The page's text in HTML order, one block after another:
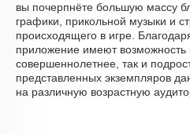
вы почерпнёте большую массу
графики, прикольной музыки и
происходящего в игре.
приложение имеют возможность
совершеннолетнее, так и
представленных экземпляров
на различную возрастную